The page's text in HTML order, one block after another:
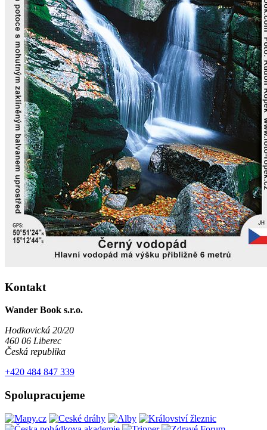
Kontakt
Wander Book s.r.o.
Hodkovická 20/20
460 06 Liberec
Česká republika
+420 484 847 339
Spolupracujeme